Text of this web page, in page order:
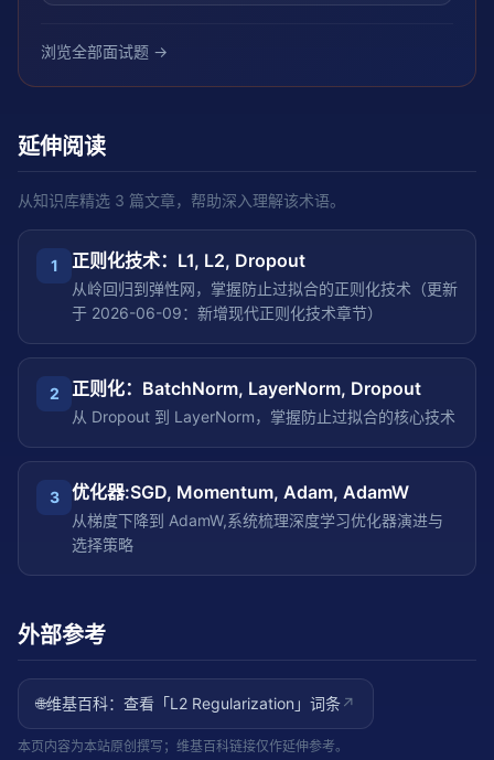
浏览全部面试题 →
延伸阅读
从知识库精选 3 篇文章，帮助深入理解该术语。
1 正则化技术：L1, L2, Dropout
从岭回归到弹性网，掌握防止过拟合的正则化技术（更新
于 2026-06-09：新增现代正则化技术章节）
2 正则化：BatchNorm, LayerNorm, Dropout
从 Dropout 到 LayerNorm，掌握防止过拟合的核心技术
3 优化器:SGD, Momentum, Adam, AdamW
从梯度下降到 AdamW,系统梳理深度学习优化器演进与
选择策略
外部参考
🌐维基百科：查看「L2 Regularization 」词条↗
本页内容为本站原创撰写；维基百科链接仅作延伸参考。